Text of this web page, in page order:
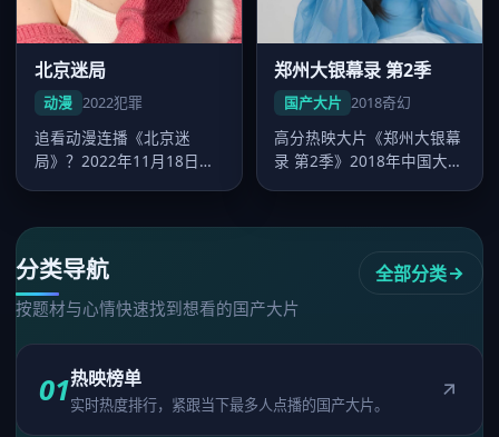
北京迷局
动漫 2022犯罪
追看动漫连播《北京迷
局》？2022年11月18日起
郑州大银幕录 第2季
国产大片 2018奇幻
高分热映大片《郑州大银幕
录 第2季》2018年中国大陆
分类导航
按题材与心情快速找到想看的国产大片
全部分类
01热映榜单
实时热度排行，紧跟当下最多人点播的国产大片。